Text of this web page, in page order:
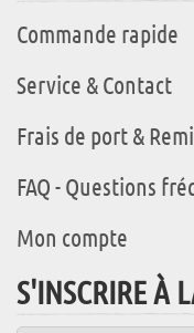
Commande rapide
Service & Contact
Frais de port &
FAQ - Questions
Mon compte
S'INSCRIRE À